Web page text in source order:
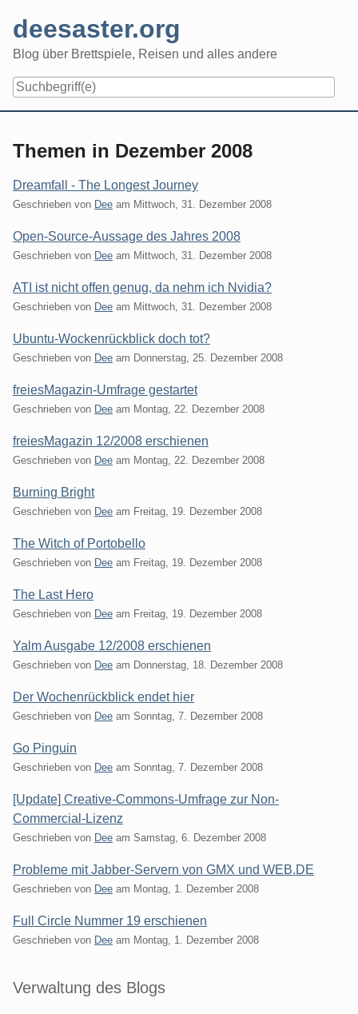
content
deesaster.org
Blog über Brettspiele, Reisen und alles andere
Themen in Dezember 2008
Dreamfall - The Longest Journey
Geschrieben von Dee am Mittwoch, 31. Dezember 2008
Open-Source-Aussage des Jahres 2008
Geschrieben von Dee am Mittwoch, 31. Dezember 2008
ATI ist nicht offen genug, da nehm ich Nvidia?
Geschrieben von Dee am Mittwoch, 31. Dezember 2008
Ubuntu-Wockenrückblick doch tot?
Geschrieben von Dee am Donnerstag, 25. Dezember 2008
freiesMagazin-Umfrage gestartet
Geschrieben von Dee am Montag, 22. Dezember 2008
freiesMagazin 12/2008 erschienen
Geschrieben von Dee am Montag, 22. Dezember 2008
Burning Bright
Geschrieben von Dee am Freitag, 19. Dezember 2008
The Witch of Portobello
Geschrieben von Dee am Freitag, 19. Dezember 2008
The Last Hero
Geschrieben von Dee am Freitag, 19. Dezember 2008
Yalm Ausgabe 12/2008 erschienen
Geschrieben von Dee am Donnerstag, 18. Dezember 2008
Der Wochenrückblick endet hier
Geschrieben von Dee am Sonntag, 7. Dezember 2008
Go Pinguin
Geschrieben von Dee am Sonntag, 7. Dezember 2008
[Update] Creative-Commons-Umfrage zur Non-
Commercial-Lizenz
Geschrieben von Dee am Samstag, 6. Dezember 2008
Probleme mit Jabber-Servern von GMX und WEB.DE
Geschrieben von Dee am Montag, 1. Dezember 2008
Full Circle Nummer 19 erschienen
Geschrieben von Dee am Montag, 1. Dezember 2008
Seitenleiste
Verwaltung des Blogs